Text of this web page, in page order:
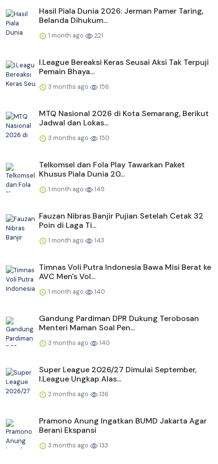
Hasil Piala Dunia 2026: Jerman Pamer Taring,
Belanda Dihukum...
1 month ago 221
I.League Bereaksi Keras Seusai Aksi Tak Terpuji
Pemain Bhaya...
3 months ago 156
MTQ Nasional 2026 di Kota Semarang, Berikut
Jadwal dan Lokas...
3 months ago 150
Telkomsel dan Fola Play Tawarkan Paket
Khusus Piala Dunia 20...
1 month ago 149
Fauzan Nibras Banjir Pujian Setelah Cetak 32
Poin di Laga Ti...
1 month ago 143
Timnas Voli Putra Indonesia Bawa Misi Berat ke
AVC Men's Vol...
1 month ago 140
Gandung Pardiman DPR Dukung Terobosan
Menteri Maman Soal Pen...
3 months ago 140
Super League 2026/27 Dimulai September,
I.League Ungkap Alas...
2 months ago 136
Pramono Anung Ingatkan BUMD Jakarta Agar
Berani Ekspansi
3 months ago 133